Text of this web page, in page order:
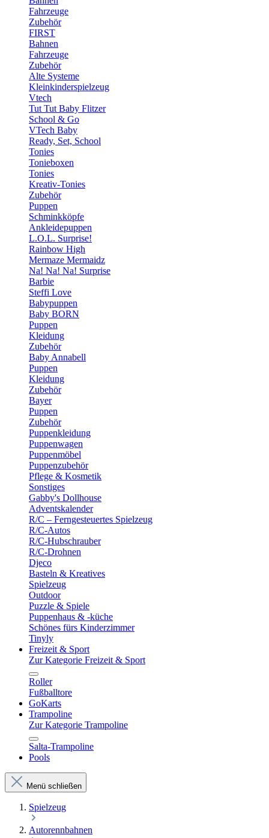
Fahrzeuge
Zubehör
FIRST
Bahnen
Fahrzeuge
Zubehör
Alte Systeme
Kleinkinderspielzeug
Vtech
Tut Tut Baby Flitzer
School & Go
VTech Baby
Ready, Set, School
Tonies
Tonieboxen
Tonies
Kreativ-Tonies
Zubehör
Puppen
Schminkköpfe
Ankleidepuppen
L.O.L. Surprise!
Rainbow High
Mermaze Mermaidz
Na! Na! Na! Surprise
Barbie
Steffi Love
Babypuppen
Baby BORN
Puppen
Kleidung
Zubehör
Baby Annabell
Puppen
Kleidung
Zubehör
Bayer
Puppen
Zubehör
Puppenkleidung
Puppenwagen
Puppenmöbel
Puppenzubehör
Pflege & Kosmetik
Sonstiges
Gabby's Dollhouse
Adventskalender
R/C – Ferngesteuertes Spielzeug
R/C-Autos
R/C-Hubschrauber
R/C-Drohnen
Djeco
Basteln & Kreatives
Spielzeug
Outdoor
Puzzle & Spiele
Puppenhaus & -küche
Schönes fürs Kinderzimmer
Tinyly
Freizeit & Sport
Zur Kategorie Freizeit & Sport
Roller
Fußballtore
GoKarts
Trampoline
Zur Kategorie Trampoline
Salta-Trampoline
Pools
Menü schließen
Spielzeug
Autorennbahnen